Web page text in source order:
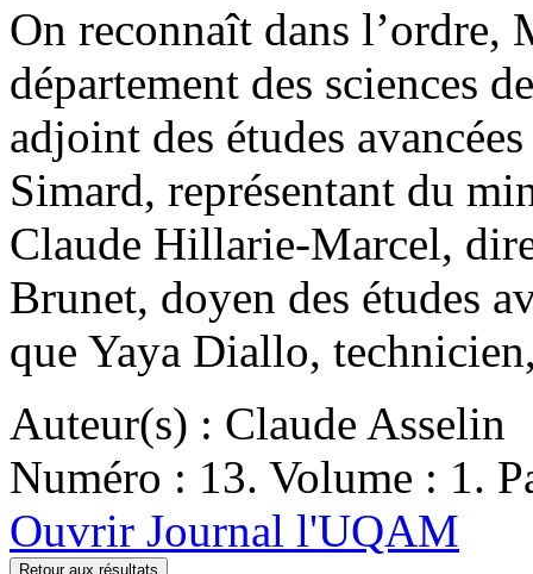
On reconnaît dans l’ordre,
département des sciences
adjoint des études
Simard, représentant du
Claude Hillarie-Marcel,
Brunet, doyen des études
que Yaya Diallo,
Auteur(s) : Claude Asselin
Numéro : 13. Volume : 1.
Ouvrir Journal l'UQAM
Retour aux résultats